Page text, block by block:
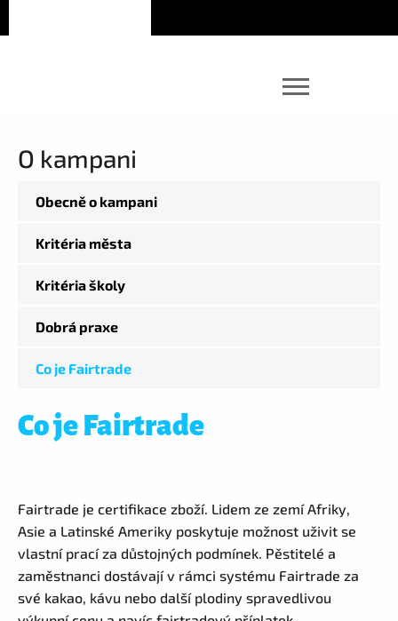
O kampani
Obecně o kampani
Kritéria města
Kritéria školy
Dobrá praxe
Co je Fairtrade
Co je Fairtrade
Fairtrade je certifikace zboží. Lidem ze zemí Afriky,
Asie a Latinské Ameriky poskytuje možnost uživit se
vlastní prací za důstojných podmínek. Pěstitelé a
zaměstnanci dostávají v rámci systému Fairtrade za
své kakao, kávu nebo další plodiny spravedlivou